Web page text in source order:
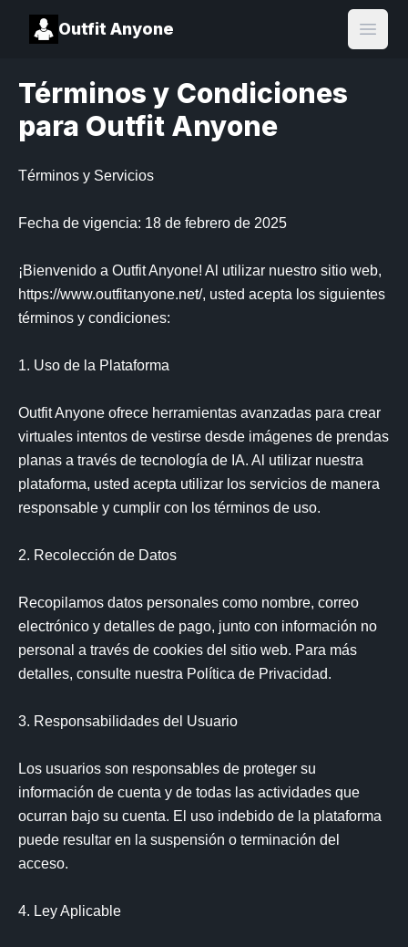
Outfit Anyone
Open
Términos y Condiciones
para Outfit Anyone
Términos y Servicios
Fecha de vigencia: 18 de febrero de 2025
¡Bienvenido a Outfit Anyone! Al utilizar nuestro sitio web,
https://www.outfitanyone.net/, usted acepta los siguientes
términos y condiciones:
1. Uso de la Plataforma
Outfit Anyone ofrece herramientas avanzadas para crear
virtuales intentos de vestirse desde imágenes de prendas
planas a través de tecnología de IA. Al utilizar nuestra
plataforma, usted acepta utilizar los servicios de manera
responsable y cumplir con los términos de uso.
2. Recolección de Datos
Recopilamos datos personales como nombre, correo
electrónico y detalles de pago, junto con información no
personal a través de cookies del sitio web. Para más
detalles, consulte nuestra Política de Privacidad.
3. Responsabilidades del Usuario
Los usuarios son responsables de proteger su
información de cuenta y de todas las actividades que
ocurran bajo su cuenta. El uso indebido de la plataforma
puede resultar en la suspensión o terminación del
acceso.
4. Ley Aplicable